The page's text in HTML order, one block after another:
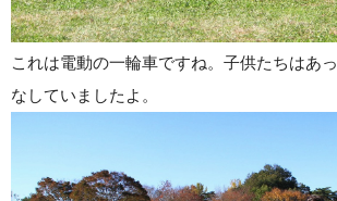
これは電動の一輪車ですね。子供たちはあ
なしていましたよ。